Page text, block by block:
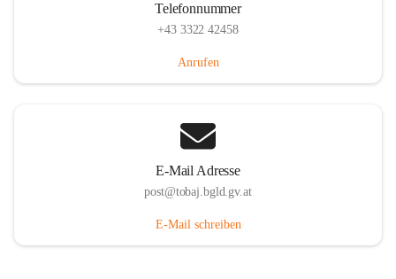
Telefonnummer
+43 3322 42458
Anrufen
E-Mail Adresse
post@tobaj.bgld.gv.at
E-Mail schreiben